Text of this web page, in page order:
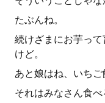
たぶんね。
続けざまにお芋っ
けど。
あと娘はね、いちご
それはみなさん食べ